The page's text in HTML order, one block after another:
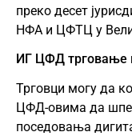
преко десет
НФА и ЦФТЦ у
ИГ ЦФД трговање
Трговци могу да
ЦФД-овима да
поседовања